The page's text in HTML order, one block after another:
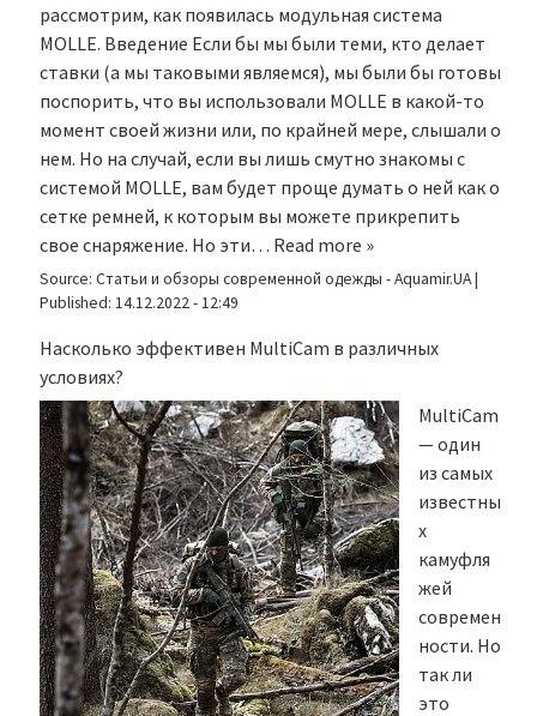
рассмотрим, как появилась модульная система
MOLLE. Введение Если бы мы были теми, кто делает
ставки (а мы таковыми являемся), мы были бы готовы
поспорить, что вы использовали MOLLE в какой-то
момент своей жизни или, по крайней мере, слышали о
нем. Но на случай, если вы лишь смутно знакомы с
системой MOLLE, вам будет проще думать о ней как о
сетке ремней, к которым вы можете прикрепить
свое снаряжение. Но эти… Read more »
Source: Статьи и обзоры современной одежды - Aquamir.UA|
Published: 14.12.2022 - 12:49
Насколько эффективен MultiCam в различных
условиях?
MultiCam
— один
из самых
известны
х
камуфля
жей
современ
ности. Но
так ли
это